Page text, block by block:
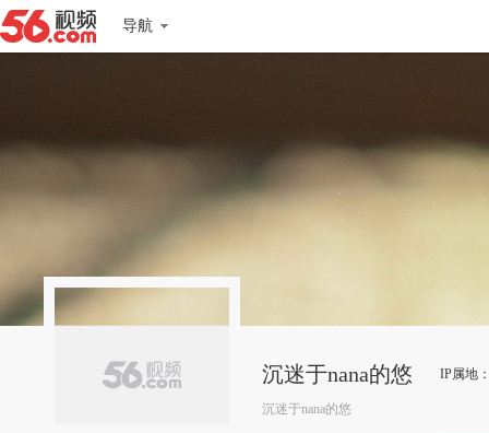
导航
沉迷于nana的悠 IP属地
沉迷于nana的悠